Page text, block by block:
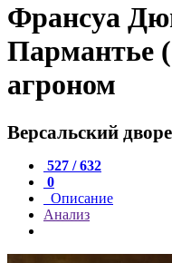
Франсуа
Пармантье
агроном
Версальский
527 / 632
0
Описание
Анализ